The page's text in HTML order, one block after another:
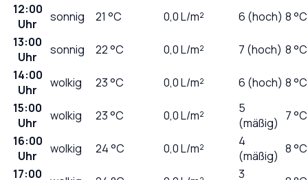
12:00
Uhr
sonnig 21 °C 0,0L/m² 6 (hoch) 8 °C
13:00
Uhr
sonnig 22°C 0,0L/m² 7 (hoch) 8 °C
14:00
Uhr
wolkig 23°C 0,0L/m² 6 (hoch) 8 °C
15:00
Uhr
wolkig 23°C 0,0L/m²
5
(mäßig) 7 °C
16:00
Uhr
wolkig 24°C 0,0L/m²
4
(mäßig) 8 °C
17:00
3